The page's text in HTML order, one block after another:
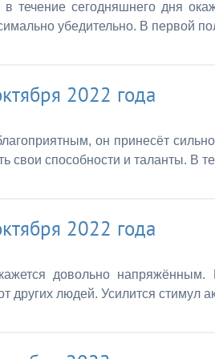
в течение сегодняшнего дня
убедительно. В первой
2022 года
он принесёт
свои способности и таланты. В
2022 года
довольно напряжённым.
людей. Усилится стимул